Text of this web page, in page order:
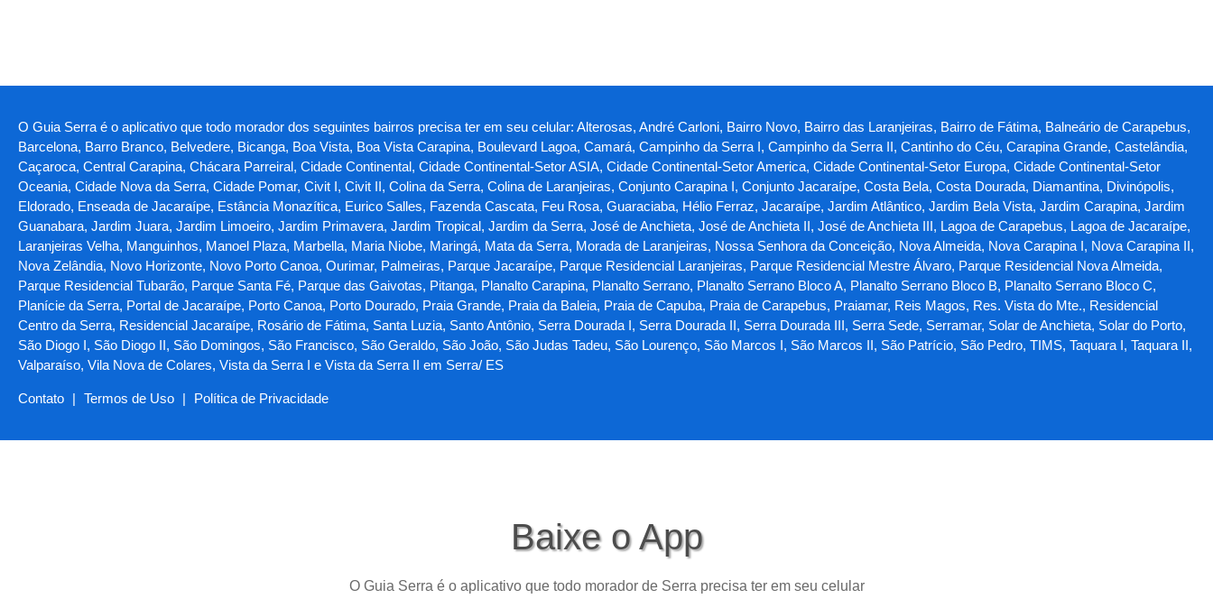
O Guia Serra é o aplicativo que todo morador dos seguintes bairros precisa ter em seu celular: Alterosas, André Carloni, Bairro Novo, Bairro das Laranjeiras, Bairro de Fátima, Balneário de Carapebus,
Barcelona, Barro Branco, Belvedere, Bicanga, Boa Vista, Boa Vista Carapina, Boulevard Lagoa, Camará, Campinho da Serra I, Campinho da Serra II, Cantinho do Céu, Carapina Grande, Castelândia,
Caçaroca, Central Carapina, Chácara Parreiral, Cidade Continental, Cidade Continental-Setor ASIA, Cidade Continental-Setor America, Cidade Continental-Setor Europa, Cidade Continental-Setor
Oceania, Cidade Nova da Serra, Cidade Pomar, Civit I, Civit II, Colina da Serra, Colina de Laranjeiras, Conjunto Carapina I, Conjunto Jacaraípe, Costa Bela, Costa Dourada, Diamantina, Divinópolis,
Eldorado, Enseada de Jacaraípe, Estância Monazítica, Eurico Salles, Fazenda Cascata, Feu Rosa, Guaraciaba, Hélio Ferraz, Jacaraípe, Jardim Atlântico, Jardim Bela Vista, Jardim Carapina, Jardim
Guanabara, Jardim Juara, Jardim Limoeiro, Jardim Primavera, Jardim Tropical, Jardim da Serra, José de Anchieta, José de Anchieta II, José de Anchieta III, Lagoa de Carapebus, Lagoa de Jacaraípe,
Laranjeiras Velha, Manguinhos, Manoel Plaza, Marbella, Maria Niobe, Maringá, Mata da Serra, Morada de Laranjeiras, Nossa Senhora da Conceição, Nova Almeida, Nova Carapina I, Nova Carapina II,
Nova Zelândia, Novo Horizonte, Novo Porto Canoa, Ourimar, Palmeiras, Parque Jacaraípe, Parque Residencial Laranjeiras, Parque Residencial Mestre Álvaro, Parque Residencial Nova Almeida,
Parque Residencial Tubarão, Parque Santa Fé, Parque das Gaivotas, Pitanga, Planalto Carapina, Planalto Serrano, Planalto Serrano Bloco A, Planalto Serrano Bloco B, Planalto Serrano Bloco C,
Planície da Serra, Portal de Jacaraípe, Porto Canoa, Porto Dourado, Praia Grande, Praia da Baleia, Praia de Capuba, Praia de Carapebus, Praiamar, Reis Magos, Res. Vista do Mte., Residencial
Centro da Serra, Residencial Jacaraípe, Rosário de Fátima, Santa Luzia, Santo Antônio, Serra Dourada I, Serra Dourada II, Serra Dourada III, Serra Sede, Serramar, Solar de Anchieta, Solar do Porto,
São Diogo I, São Diogo II, São Domingos, São Francisco, São Geraldo, São João, São Judas Tadeu, São Lourenço, São Marcos I, São Marcos II, São Patrício, São Pedro, TIMS, Taquara I, Taquara II,
Valparaíso, Vila Nova de Colares, Vista da Serra I e Vista da Serra II em Serra/ ES
Contato | Termos de Uso | Política de Privacidade
Baixe o App
O Guia Serra é o aplicativo que todo morador de Serra precisa ter em seu celular